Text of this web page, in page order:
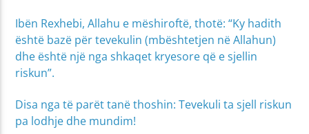
Ibën Rexhebi, Allahu e mëshiroftë, thotë: “Ky hadith
është bazë për tevekulin (mbështetjen në Allahun)
dhe është një nga shkaqet kryesore që e sjellin
riskun”.
Disa nga të parët tanë thoshin: Tevekuli ta sjell riskun
pa lodhje dhe mundim!